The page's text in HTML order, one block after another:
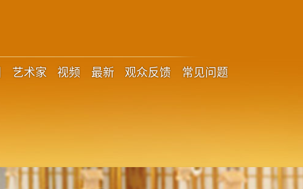
艺术家 视频 最新 观众反馈 常见问题